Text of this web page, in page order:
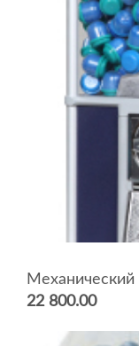
22 800.00